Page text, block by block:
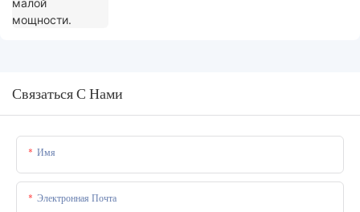
Связаться С Нами
Имя
Электронная Почта